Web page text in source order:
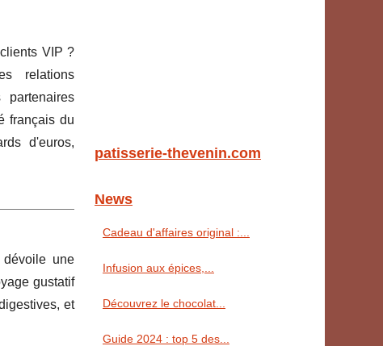
VIP ?
relations
français du
d'euros,
une
gustatif
et
patisserie-thevenin.com
News
Cadeau d'affaires original :...
Infusion aux épices,...
Découvrez le chocolat...
Guide 2024 : top 5 des...